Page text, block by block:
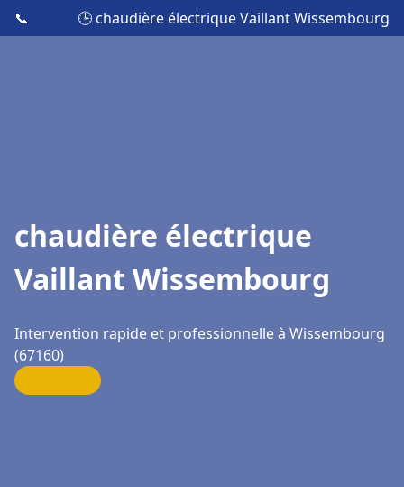
📞 🕒 chaudière électrique Vaillant Wissembourg
chaudière électrique
Vaillant Wissembourg
Intervention rapide et professionnelle à Wissembourg
(67160)